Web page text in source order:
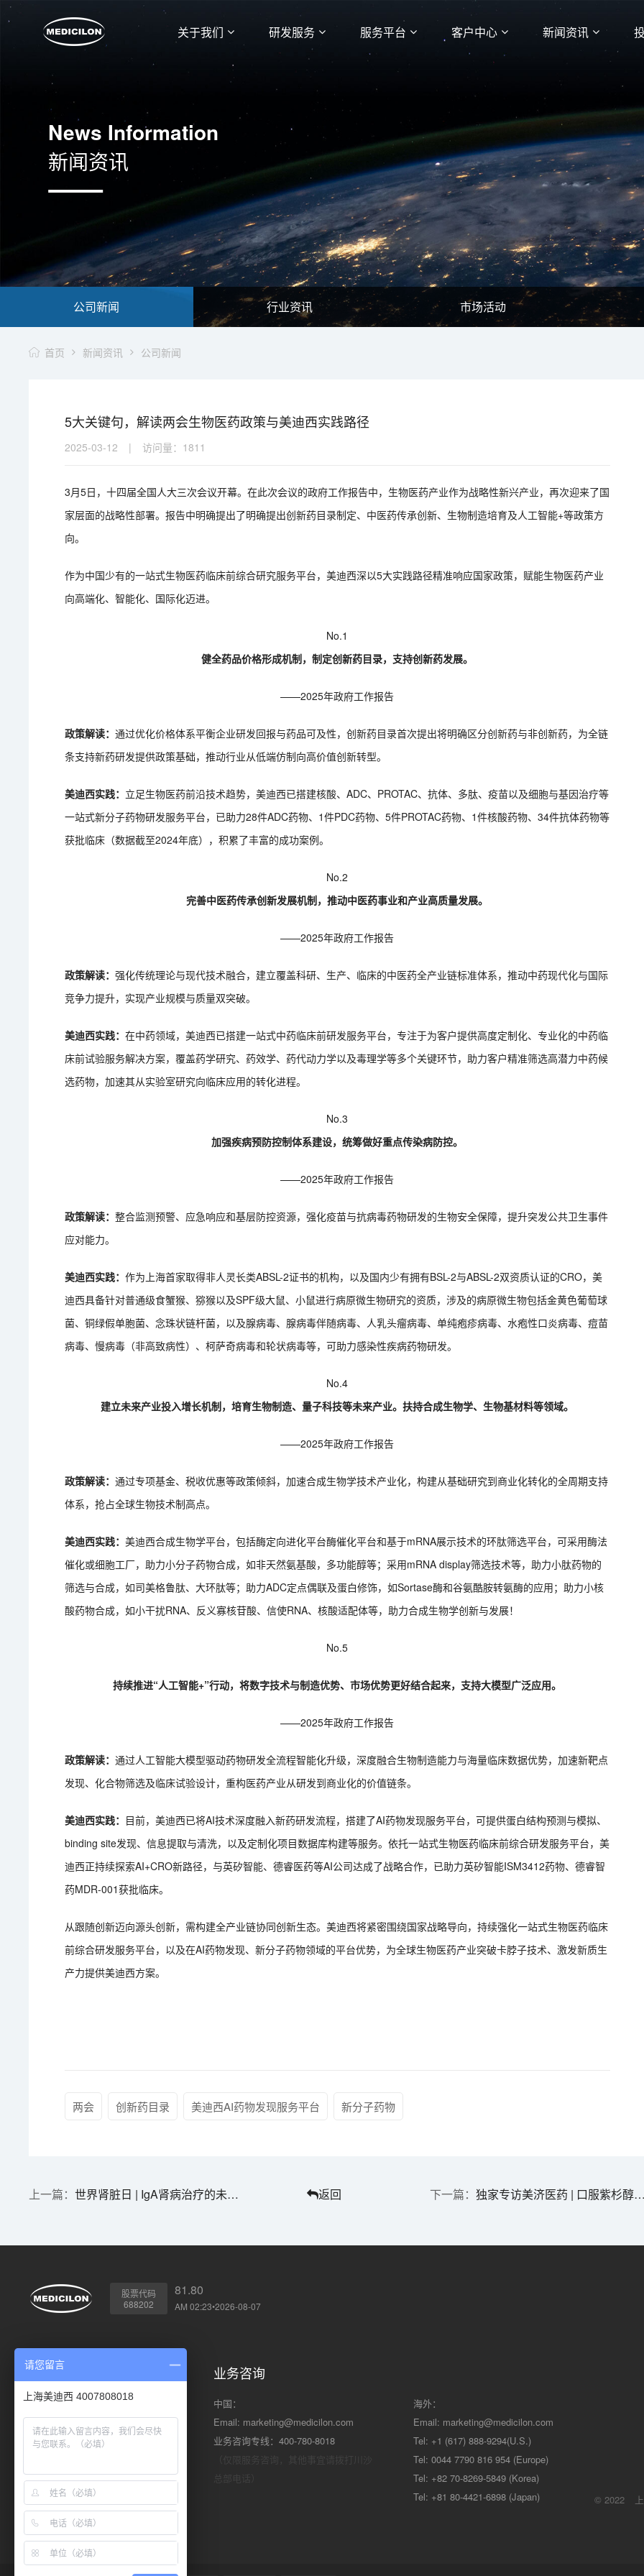
关于我们 研发服务 服务平台 客户中心 新闻资讯
News Information
新闻资讯
公司新闻 行业资讯 市场活动
首页 新闻资讯 公司新闻
5大关键句，解读两会生物医药政策与美迪西实践路径
2025-03-12 | 访问量： 1811
3月5日，十四届全国人大三次会议开幕。在此次会议的政府工作报告中，生物医药产业作为战略性新兴产业，再次迎来了国
家层面的战略性部署。报告中明确提出了明确提出创新药目录制定、中医药传承创新、生物制造培育及人工智能+等政策方
向。
作为中国少有的一站式生物医药临床前综合研究服务平台，美迪西深以5大实践路径精准响应国家政策，赋能生物医药产业
向高端化、智能化、国际化迈进。
No.1
健全药品价格形成机制，制定创新药目录，支持创新药发展。
——2025年政府工作报告
政策解读：通过优化价格体系平衡企业研发回报与药品可及性‌，创新药目录首次提出将明确区分创新药与非创新药，为全链
条支持新药研发提供政策基础‌，推动行业从低端仿制向高价值创新转型‌。
美迪西实践： 立足生物医药前沿技术趋势，美迪西已搭建核酸、ADC、PROTAC、抗体、多肽、疫苗以及细胞与基因治疗等
一站式新分子药物研发服务平台，已助力28件ADC药物、1件PDC药物、5件PROTAC药物、1件核酸药物、34件抗体药物等
获批临床（数据截至2024年底），积累了丰富的成功案例。
No.2
完善中医药传承创新发展机制，推动中医药事业和产业高质量发展。
——2025年政府工作报告
政策解读：强化传统理论与现代技术融合，建立覆盖科研、生产、临床的中医药全产业链标准体系‌，推动中药现代化与国际
竞争力提升，实现产业规模与质量双突破。
美迪西实践：在中药领域，美迪西已搭建一站式中药临床前研发服务平台，专注于为客户提供高度定制化、专业化的中药临
床前试验服务解决方案，覆盖药学研究、药效学、药代动力学以及毒理学等多个关键环节，助力客户精准筛选高潜力中药候
选药物，加速其从实验室研究向临床应用的转化进程。
No.3
加强疾病预防控制体系建设，统筹做好重点传染病防控。
——2025年政府工作报告
政策解读：整合监测预警、应急响应和基层防控资源，强化疫苗与抗病毒药物研发的生物安全保障，提升突发公共卫生事件
应对能力。
美迪西实践：作为上海首家取得非人灵长类ABSL-2证书的机构，以及国内少有拥有BSL-2与ABSL-2双资质认证的CRO，美
迪西具备针对普通级食蟹猴、猕猴以及SPF级大鼠、小鼠进行病原微生物研究的资质，涉及的病原微生物包括金黄色葡萄球
菌、铜绿假单胞菌、念珠状链杆菌，以及腺病毒、腺病毒伴随病毒、人乳头瘤病毒、单纯疱疹病毒、水疱性口炎病毒、痘苗
病毒、慢病毒（非高致病性）、柯萨奇病毒和轮状病毒等，可助力感染性疾病药物研发。
No.4
建立未来产业投入增长机制，培育生物制造、量子科技等未来产业。扶持合成生物学、生物基材料等领域。
——2025年政府工作报告
政策解读：通过专项基金、税收优惠等政策倾斜，加速合成生物学技术产业化‌，构建从基础研究到商业化转化的全周期支持
体系，抢占全球生物技术制高点‌。
美迪西实践：美迪西合成生物学平台，包括酶定向进化平台酶催化平台和基于mRNA展示技术的环肽筛选平台，可采用酶法
催化或细胞工厂，助力小分子药物合成，如非天然氨基酸，多功能醇等；采用mRNA display筛选技术等，助力小肽药物的
筛选与合成，如司美格鲁肽、大环肽等；助力ADC定点偶联及蛋白修饰，如Sortase酶和谷氨酷胺转氨酶的应用；助力小核
酸药物合成，如小干扰RNA、反义寡核苷酸、信使RNA、核酸适配体等，助力合成生物学创新与发展！
No.5
持续推进“人工智能+”行动，将数字技术与制造优势、市场优势更好结合起来，支持大模型广泛应用。
——2025年政府工作报告
政策解读：通过人工智能大模型驱动药物研发全流程智能化升级，深度融合生物制造能力与海量临床数据优势，加速新靶点
发现、化合物筛选及临床试验设计‌，重构医药产业从研发到商业化的价值链条。
美迪西实践： 目前，美迪西已将AI技术深度融入新药研发流程，搭建了AI药物发现服务平台，可提供蛋白结构预测与模拟、
binding site发现、信息提取与清洗，以及定制化项目数据库构建等服务。依托一站式生物医药临床前综合研发服务平台，美
迪西正持续探索AI+CRO新路径，与英矽智能、德睿医药等AI公司达成了战略合作，已助力英矽智能ISM3412药物、德睿智
药MDR-001获批临床。
从跟随创新迈向源头创新，需构建全产业链协同创新生态‌。美迪西将紧密围绕国家战略导向，持续强化一站式生物医药临床
前综合研发服务平台，以及在AI药物发现、新分子药物领域的平台优势，为全球生物医药产业突破卡脖子技术、激发新质生
产力提供美迪西方案。
两会 创新药目录 美迪西AI药物发现服务平台 新分子药物
世界肾脏日 | IgA肾病治疗的未满足需求与创新破局 返回 独家专访美济医药 | 口服紫杉醇药物研发的破局者
股票代码
688202
81.80
AM 02:23•2026-08-07
川沙总部
地址: 上海市浦东新区川大路585号
邮编: 201299
电话: +86 (21) 5859-1500（总机）
业务咨询
中国：
Email: marketing@medicilon.com
业务咨询专线：400-780-8018
海外：
Email: marketing@medicilon.com
Tel: +1 (617) 888-9294(U.S.)
Tel: 0044 7790 816 954 (Europe)
Tel: +82 70-8269-5849 (Korea)
Tel: +81 80-4421-6898 (Japan)
© 2022
请您留言
上海美迪西 4007808018